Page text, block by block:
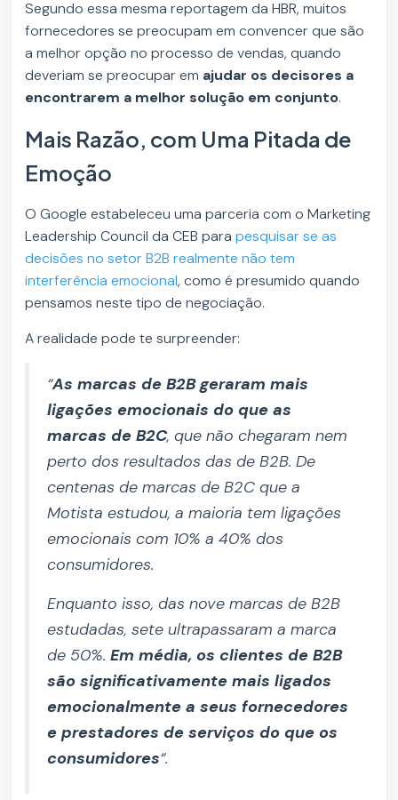
Segundo essa mesma reportagem da HBR, muitos
fornecedores se preocupam em convencer que são
a melhor opção no processo de vendas, quando
deveriam se preocupar em ajudar os decisores a
encontrarem a melhor solução em conjunto.
Mais Razão, com Uma Pitada de
Emoção
O Google estabeleceu uma parceria com o Marketing
Leadership Council da CEB parapesquisar se as
decisões no setor B2B realmente não tem
interferência emocional, como é presumido quando
pensamos neste tipo de negociação.
A realidade pode te surpreender:
“As marcas de B2B geraram mais
ligações emocionais do que as
marcas de B2C, que não chegaram nem
perto dos resultados das de B2B. De
centenas de marcas de B2C que a
Motista estudou, a maioria tem ligações
emocionais com 10% a 40% dos
consumidores.
Enquanto isso, das nove marcas de B2B
estudadas, sete ultrapassaram a marca
de 50%.Em média, os clientes de B2B
são significativamente mais ligados
emocionalmente a seus fornecedores
e prestadores de serviços do que os
consumidores“.